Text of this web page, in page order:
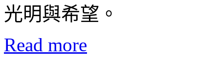
光明與希望。
Read more